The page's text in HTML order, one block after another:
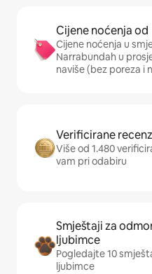
Cijene noćenja od
Cijene noćenja u
Narrabundah u
naviše (bez poreza i
Verificirane
Više od 1.480
vam pri odabiru
Smještaji za
ljubimce
Pogledajte 10
ljubimce